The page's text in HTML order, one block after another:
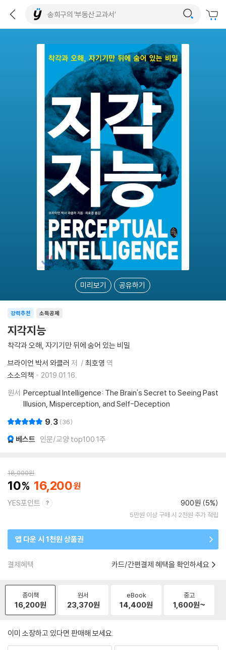
미리보기 공유하기
소득공제
강력추천
지각지능
착각과 오해, 자기기만 뒤에 숨어 있는 비밀
브라이언 박서 와클러 저 최호영 역
소소의책
2019.01.16.
원서 Perceptual Intelligence: The Brain's Secret to Seeing Past
Illusion, Misperception, and Self-Deception
9.3 36
베스트 인문/교양 top100 1주
18,000원
10 16,200
YES포인트 900원 (5%)
5만원 이상 구매 시 2천원 추가 적립
앱 다운 시 1천원 상품권
결제혜택 카드/간편결제 혜택을 확인하세요
종이책
16,200원
원서
23,370원
eBook
14,400원
중고
1,600원~
이미 소장하고 있다면 판매해 보세요.